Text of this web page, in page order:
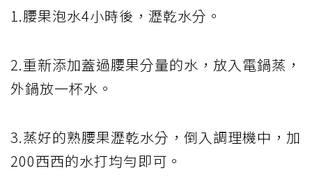
1.腰果泡水4小時後，瀝乾水分。
2.重新添加蓋過腰果分量的水，放入電鍋蒸，
外鍋放一杯水。
3.蒸好的熟腰果瀝乾水分，倒入調理機中，加
200西西的水打均勻即可。